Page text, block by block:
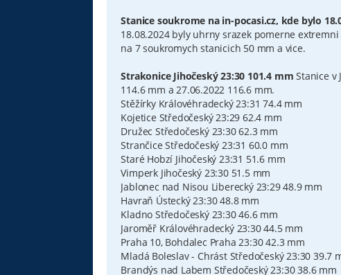
Stanice soukrome na in-pocasi.cz, kde bylo
18.08.2024 byly uhrny srazek pomerne
na 7 soukromych stanicich 50 mm a vice.
Strakonice Jihočeský 23:30 101.4 mm Stanice v
114.6 mm a 27.06.2022 116.6 mm.
Stěžírky Královéhradecký 23:31 74.4 mm
Kojetice Středočeský 23:29 62.4 mm
Družec Středočeský 23:30 62.3 mm
Strančice Středočeský 23:31 60.0 mm
Staré Hobzí Jihočeský 23:31 51.6 mm
Vimperk Jihočeský 23:30 51.5 mm
Jablonec nad Nisou Liberecký 23:29 48.9 mm
Havraň Ústecký 23:30 48.8 mm
Kladno Středočeský 23:30 46.6 mm
Jaroměř Královéhradecký 23:30 44.5 mm
Praha 10, Bohdalec Praha 23:30 42.3 mm
Mladá Boleslav - Chrást Středočeský 23:30 39.7
Brandýs nad Labem Středočeský 23:30 38.6 mm